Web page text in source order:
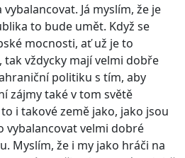
Já myslím, že je
to bude umět. Když se
mocnosti, ať už je to
tak vždycky mají velmi dobře
politiku s tím, aby
zájmy také v tom světě
i takové země jako, jako jsou
vybalancovat velmi dobré
Myslím, že i my jako hráči na